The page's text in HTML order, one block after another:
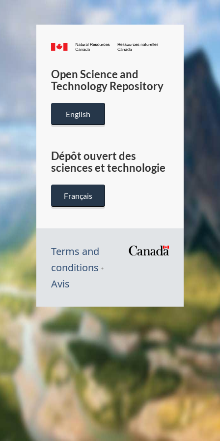
Canada.ca
/
Canada
Open Science and
Technology Repository
English
Dépôt ouvert des
sciences et technologie
Français
Terms and
conditions
Avis
Canada